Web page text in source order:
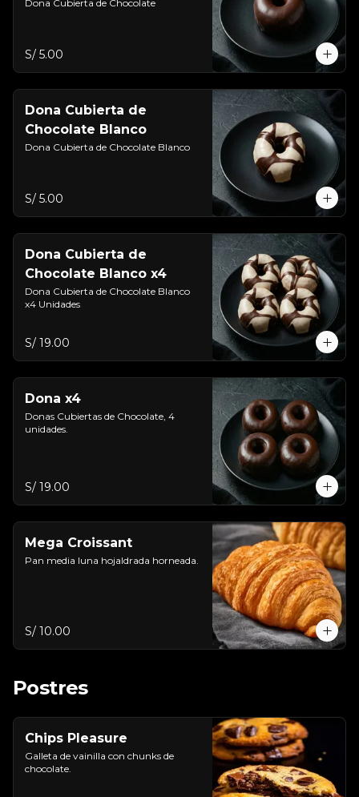
Dona Cubierta de Chocolate
S/ 5.00
Dona Cubierta de
Chocolate Blanco
Dona Cubierta de Chocolate Blanco
S/ 5.00
Dona Cubierta de
Chocolate Blanco x4
Dona Cubierta de Chocolate Blanco
x4 Unidades
S/ 19.00
Dona x4
Donas Cubiertas de Chocolate, 4
unidades.
S/ 19.00
Mega Croissant
Pan media luna hojaldrada horneada.
S/ 10.00
Postres
Chips Pleasure
Galleta de vainilla con chunks de
chocolate.